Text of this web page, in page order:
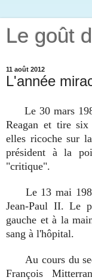
Le goût
11 août 2012
L'année
Le 30 mars
Reagan et tire
elles ricoche sur
président à la
"critique".
Le 13 mai
Jean-Paul II. Le
gauche et à la
sang à l'hôpital.
Au cours du
François